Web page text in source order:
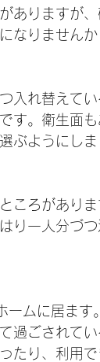
ありますが
りませんか
入れ替えて
す。衛生面
ぶようにしま
ころがありま
り一人分づつ
ムに居ます
ごされてい
たり、利用